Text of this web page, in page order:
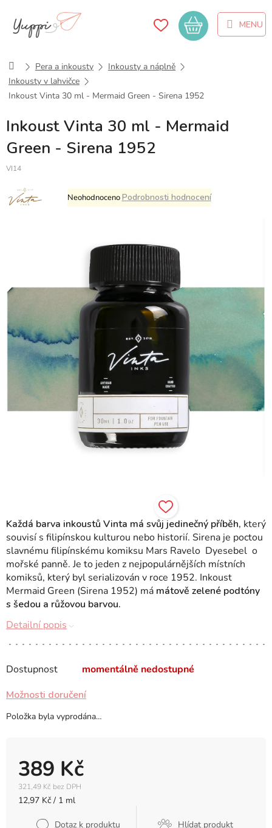
obsah
Nákupní
košík
DomůPera a inkousty
Inkousty a náplně
Inkousty v lahvičce
Inkoust Vinta 30 ml - Mermaid Green - Sirena 1952
Inkoust Vinta 30 ml - Mermaid
Green - Sirena 1952
VI14
Průměrné
hodnocení
hvězdiček.
NeohodnocenoPodrobnosti hodnocení
Dostupnost momentálně nedostupné
389 Kč
321,49 Kč bez DPH
Měrná
12,97 Kč / 1 ml
Dotaz k produktu Hlídat produkt
Možnosti doručení
Položka byla vyprodána…
Každá barva inkoustů Vinta má svůj jedinečný příběh, který
souvisí s filipínskou kulturou nebo historií. Sirena je poctou
slavnému filipínskému komiksu Mars Ravelo Dyesebel o
mořské panně. Je to jeden z nejpopulárnějších místních
komiksů, který byl serializován v roce 1952. Inkoust
Mermaid Green (Sirena 1952) má mátově zelené podtóny
s šedou a růžovou barvou.
Detailní popis